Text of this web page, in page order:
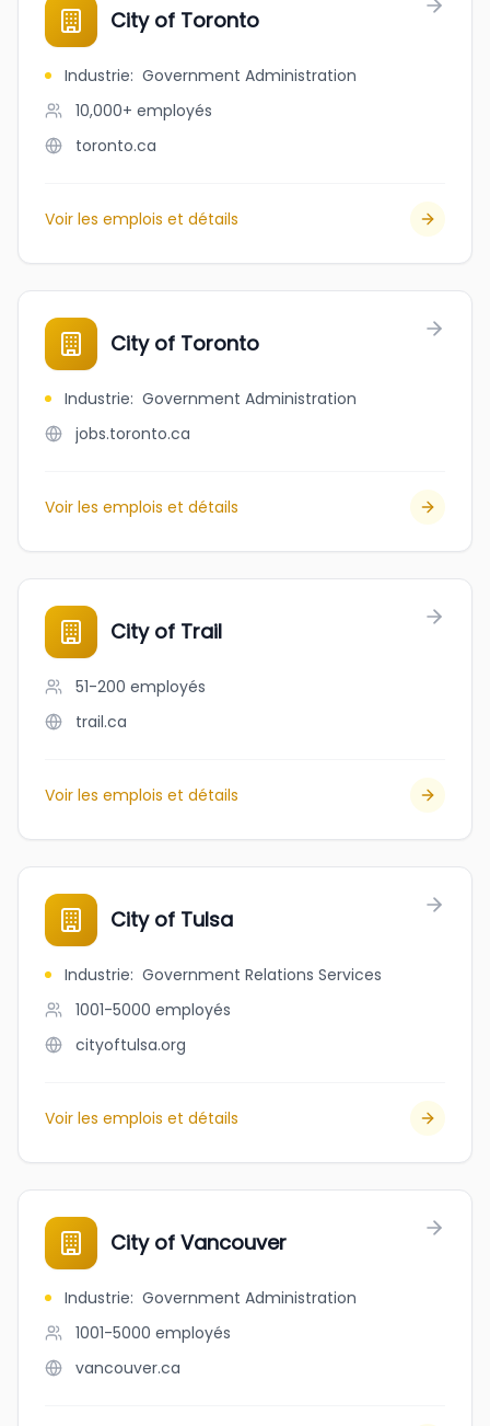
City of Toronto
Industrie: Government Administration
10,000+ employés
toronto.ca
Voir les emplois et détails
City of Toronto
Industrie: Government Administration
jobs.toronto.ca
Voir les emplois et détails
City of Trail
51-200 employés
trail.ca
Voir les emplois et détails
City of Tulsa
Industrie: Government Relations Services
1001-5000 employés
cityoftulsa.org
Voir les emplois et détails
City of Vancouver
Industrie: Government Administration
1001-5000 employés
vancouver.ca